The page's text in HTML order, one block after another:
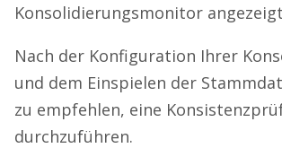
Konsolidierungsmonitor
Nach der Konfiguration Ihrer
und dem Einspielen der
zu empfehlen, eine
durchzuführen.